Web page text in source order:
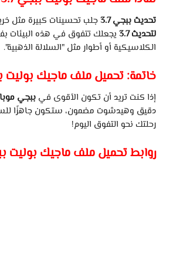
تحديث ببجي 3.7جلب تحسينات كبيرة مثل
لتحديث 3.7 يجعلك تتفوق في هذه البيئات
الكلاسيكية أو أطوار مثل "السلالة الذهبية".
خاتمة:تحميلملفماجيكبوليت
إذا كنت تريدأن تكون الأقوى في ببجي
دقيق وهيدشوت مضمون، ستكون جاهزًا
رحلتك نحو التفوق اليوم!
روابطتحميلملفماجيكبوليت